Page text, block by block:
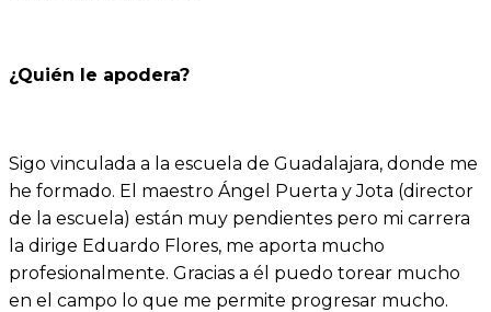
¿Quién le apodera?
Sigo vinculada a la escuela de Guadalajara, donde me
he formado. El maestro Ángel Puerta y Jota (director
de la escuela) están muy pendientes pero mi carrera
la dirige Eduardo Flores, me aporta mucho
profesionalmente. Gracias a él puedo torear mucho
en el campo lo que me permite progresar mucho.